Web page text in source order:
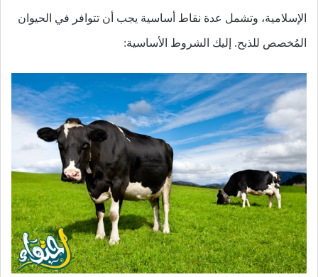
الإسلامية، وتشمل عدة نقاط أساسية يجب أن تتوافر في الحيوان
المُخصص للذبح. إليك الشروط الأساسية: